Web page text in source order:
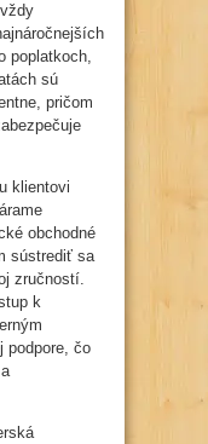
poplatkoch,
sú
pričom
klientovi
obchodné
sústrediť sa
zručností.
k
podpore, čo